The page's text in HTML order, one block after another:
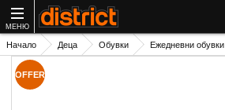
МЕНЮ
Начало Деца Обувки Ежедневни обувки
OFFER